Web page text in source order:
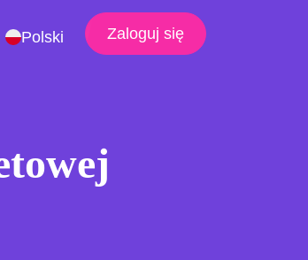
Polski Zaloguj się